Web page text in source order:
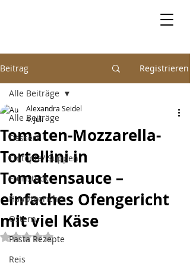
Beitrag Registrieren
Alle Beiträge
Dessert
Eintöpfe/ Suppen
Frühstück
Hauptgerichte
Ostern
Pasta Rezepte
Reis
Alle Beiträge
Tomaten-Mozzarella-
Tortellini in
Tomatensauce –
einfaches Ofengericht
mit viel Käse
Alexandra Seidel
4. Juli
Mit NaN von 5 Sternen bewertet.